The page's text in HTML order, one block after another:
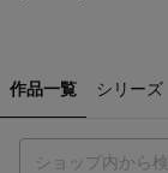
作品一覧 シリーズ